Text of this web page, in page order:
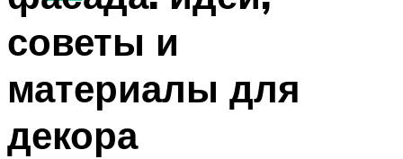
советы и
материалы для
декора